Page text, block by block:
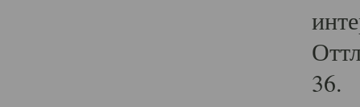
36.